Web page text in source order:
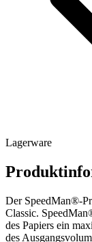
Lagerware
Der SpeedMan®-
Classic.
des Papiers ein
des